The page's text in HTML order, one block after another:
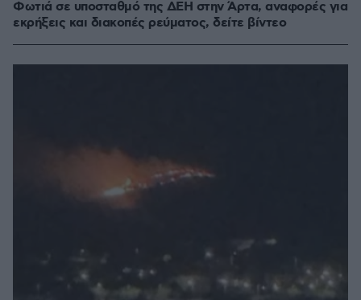
Φωτιά σε υποσταθμό της ΔΕΗ στην Άρτα, αναφορές για
εκρήξεις και διακοπές ρεύματος, δείτε βίντεο